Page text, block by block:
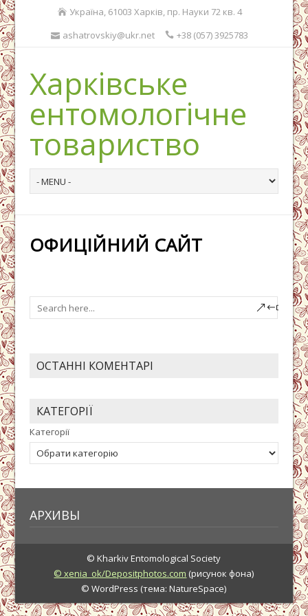
Україна, 61003 Харків, пр. Науки 72 кв. 4
ashatrovskiy@ukr.net
+38 (057) 3925783
Харківське
ентомологічне
товариство
ОФИЦІЙНИЙ САЙТ
ОСТАННІ КОМЕНТАРІ
КАТЕГОРІЇ
Категорії
АРХИВЫ
© Kharkiv Entomological Society
© xenia_ok/Depositphotos.com (рисунок фона)
© WordPress (тема: NatureSpace)